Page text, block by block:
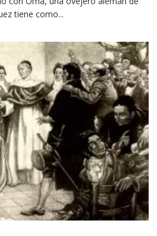
tiene como...